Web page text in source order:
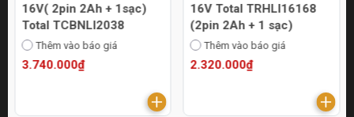
16V( 2pin 2Ah + 1sạc)
Total TCBNLI2038
Thêm vào báo giá
3.740.000₫
16V Total TRHLI16168
(2pin 2Ah + 1 sạc)
Thêm vào báo giá
2.320.000₫